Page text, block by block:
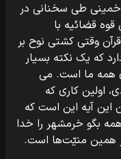
طی سخنانی در
قضائیه با
وقتی کشتی نوح بر
که یک نکته بسیار
همه ما است. می
اولین کاری که
این آیه این است که
بگو خرمشهر را خدا
از همین منیّت‌ها است.